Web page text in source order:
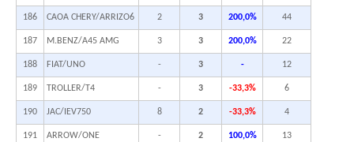
186 CAOA CHERY/ARRIZO6 2 3 200,0% 44
187 M.BENZ/A45 AMG 3 3 200,0% 22
188 FIAT/UNO - 3 - 12
189 TROLLER/T4 - 3 -33,3% 6
190 JAC/IEV750 8 2 -33,3% 4
191 ARROW/ONE - 2 100,0% 13